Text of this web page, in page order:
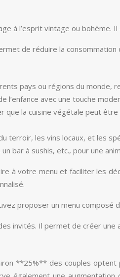
à l’esprit vintage ou
de réduire la
pays ou régions du monde,
l’enfance avec une touche
que la cuisine végétale peut
terroir, les vins locaux, et les
bar à sushis, etc., pour une
à votre menu et faciliter
proposer un menu
invités. Il permet de créer
**25%** des couples